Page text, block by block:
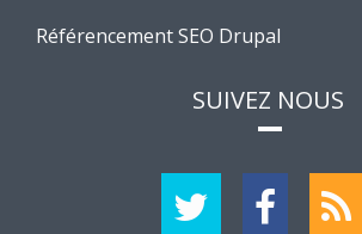
Référencement SEO Drupal
SUIVEZ NOUS